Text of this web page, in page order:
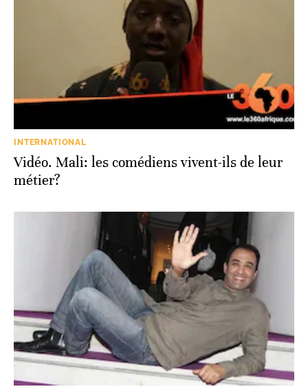
INTERNATIONAL
Vidéo. Mali: les comédiens vivent-ils de leur
métier?